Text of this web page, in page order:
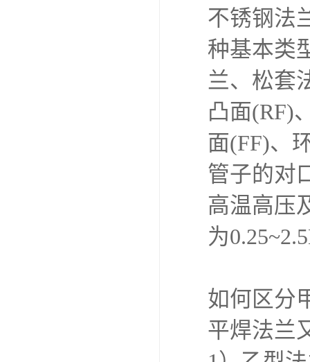
不锈钢法
种基本类
兰、松套
凸面(RF)
面(FF)、
管子的对
高温高压
为
如何区分
平焊法兰